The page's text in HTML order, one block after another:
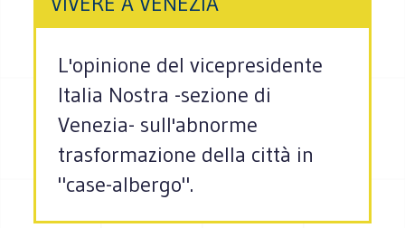
L'opinione del vicepresidente
Italia Nostra -sezione di
Venezia- sull'abnorme
trasformazione della città in
"case-albergo".